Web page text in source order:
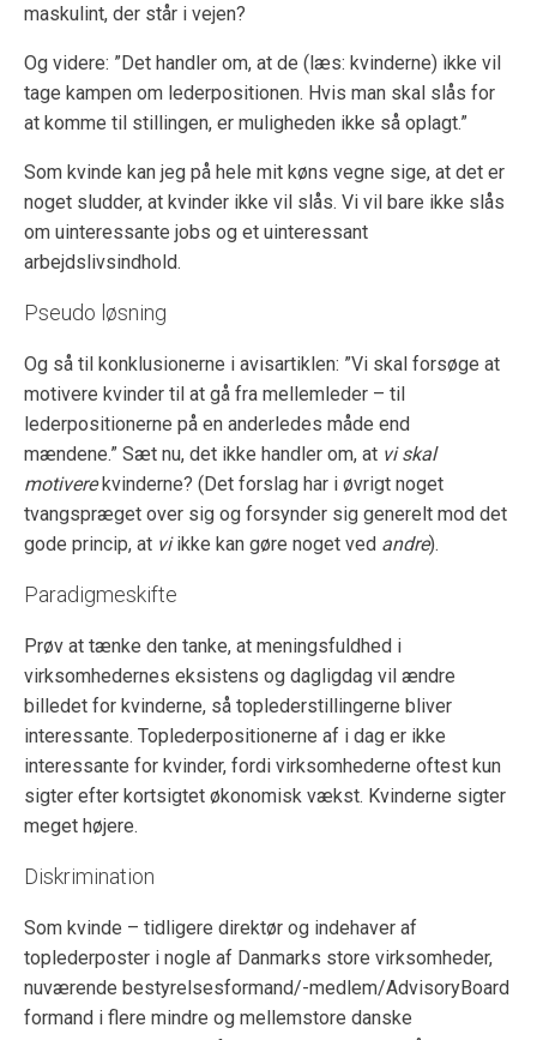
maskulint, der står i vejen?
Og videre: ”Det handler om, at de (læs: kvinderne) ikke vil
tage kampen om lederpositionen. Hvis man skal slås for
at komme til stillingen, er muligheden ikke så oplagt.”
Som kvinde kan jeg på hele mit køns vegne sige, at det er
noget sludder, at kvinder ikke vil slås. Vi vil bare ikke slås
om uinteressante jobs og et uinteressant
arbejdslivsindhold.
Pseudo løsning
Og så til konklusionerne i avisartiklen: ”Vi skal forsøge at
motivere kvinder til at gå fra mellemleder – til
lederpositionerne på en anderledes måde end
mændene.” Sæt nu, det ikke handler om, at vi skal
motiverekvinderne? (Det forslag har i øvrigt noget
tvangspræget over sig og forsynder sig generelt mod det
gode princip, at viikke kan gøre noget ved andre).
Paradigmeskifte
Prøv at tænke den tanke, at meningsfuldhed i
virksomhedernes eksistens og dagligdag vil ændre
billedet for kvinderne, så toplederstillingerne bliver
interessante. Toplederpositionerne af i dag er ikke
interessante for kvinder, fordi virksomhederne oftest kun
sigter efter kortsigtet økonomisk vækst. Kvinderne sigter
meget højere.
Diskrimination
Som kvinde – tidligere direktør og indehaver af
toplederposter i nogle af Danmarks store virksomheder,
nuværende bestyrelsesformand/-medlem/AdvisoryBoard
formand i flere mindre og mellemstore danske